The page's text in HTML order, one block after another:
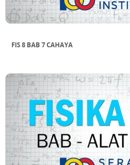
FIS 8 BAB 7 CAHAYA